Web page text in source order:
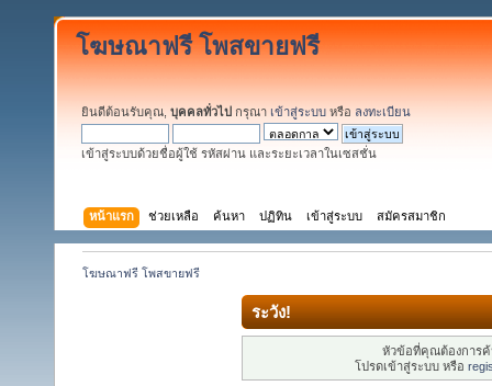
โฆษณาฟรี โพสขายฟรี
ยินดีต้อนรับคุณ, บุคคลทั่วไป กรุณา เข้าสู่ระบบ หรือ ลงทะเบียน
เข้าสู่ระบบด้วยชื่อผู้ใช้ รหัสผ่าน และระยะเวลาในเซสชั่น
หน้าแรก ช่วยเหลือ ค้นหา ปฏิทิน เข้าสู่ระบบ สมัครสมาชิก
โฆษณาฟรี โพสขายฟรี
ระวัง!
หัวข้อที่คุณต้องการ
โปรดเข้าสู่ระบบ หรือ